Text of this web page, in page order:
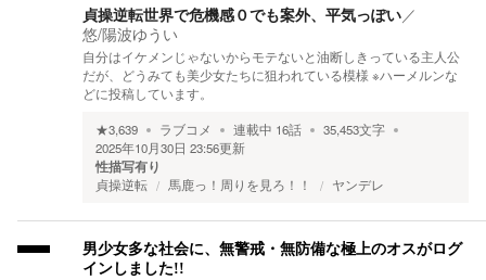
貞操逆転世界で危機感０でも案外、平気っぽい／
悠/陽波ゆうい
自分はイケメンじゃないからモテないと油断しきっている主人公
だが、どうみても美少女たちに狙われている模様 ※ハーメルンな
どに投稿しています。
★3,639 ラブコメ 連載中 16話 35,453文字
2025年10月30日 23:56更新
性描写有り
貞操逆転 馬鹿っ！周りを見ろ！！ ヤンデレ
男少女多な社会に、無警戒・無防備な極上のオスがログ
インしました!!